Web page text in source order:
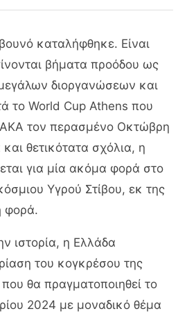
καταλήφθηκε. Είναι
βήματα προόδου ως
διοργανώσεων και
το World Cup Athens που
τον περασμένο Οκτώβρη
θετικότατα σχόλια, η
για μία ακόμα φορά στο
Υγρού Στίβου, εκ της
φορά.
ιστορία, η Ελλάδα
του κογκρέσου της
θα πραγματοποιηθεί το
2024 με μοναδικό θέμα